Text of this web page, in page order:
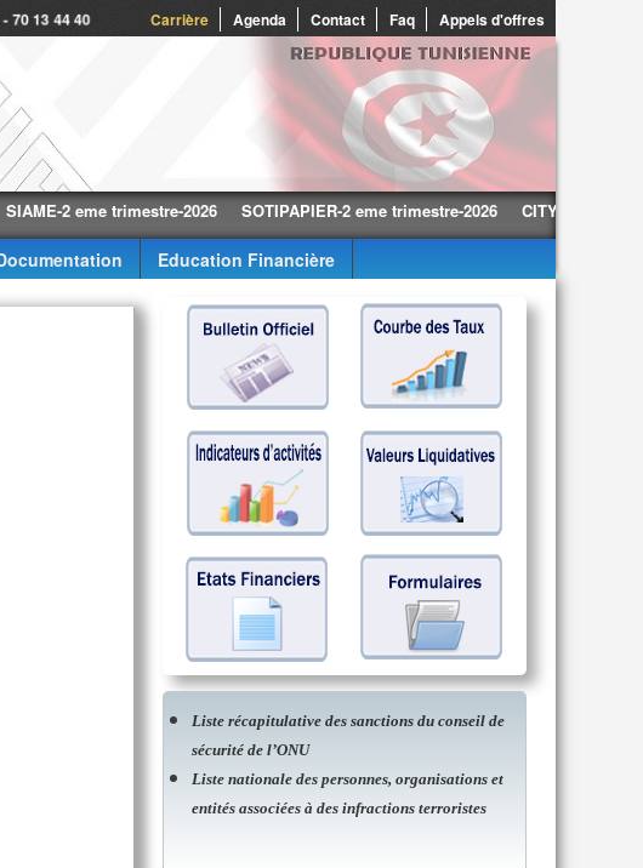
Carrière Agenda Contact Faq Appels d'offres
70 13 44 40
2 eme trimestre-2026 SOTIPAPIER-2 eme trimestre-2026 CITY CARS-2 eme
Education Financière
Liste récapitulative des sanctions du conseil de
sécurité de l’ONU
Liste nationale des personnes, organisations et
entités associées à des infractions terroristes